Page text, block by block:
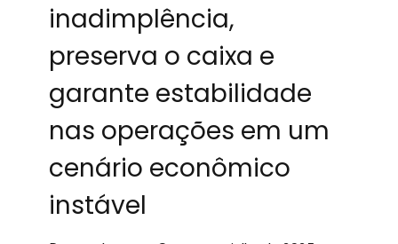
inadimplência,
preserva o caixa e
garante estabilidade
nas operações em um
cenário econômico
instável